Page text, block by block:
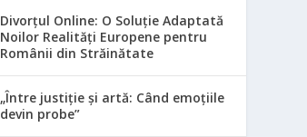
Divorțul Online: O Soluție Adaptată
Noilor Realități Europene pentru
Românii din Străinătate
„Între justiție și artă: Când emoțiile
devin probe”